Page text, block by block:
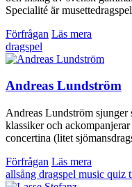
Specialité är
Förfrågan Läs mera
dragspel
Andreas Lundström
Andreas Lundström sjunger
klassiker och
concertina (litet
Förfrågan Läs mera
allsång dragspel music quiz